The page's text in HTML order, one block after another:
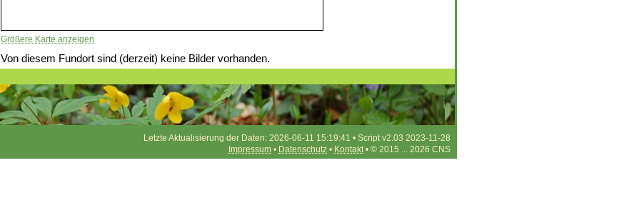
Größere Karte anzeigen
Von diesem Fundort sind (derzeit) keine Bilder vorhanden.
Letzte Aktualisierung der Daten: 2026-06-11 15:19:41 • Script v2.03 2023-11-28
Impressum • Datenschutz • Kontakt• © 2015 ... 2026 CNS